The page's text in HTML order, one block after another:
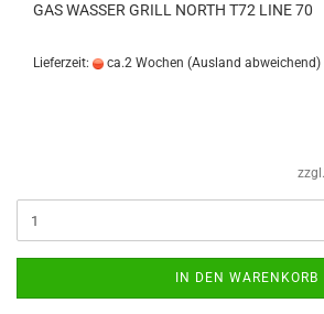
GAS WASSER GRILL NORTH T72 LINE 70
Lieferzeit: ca.2 Wochen (Ausland abweichend)
IN DEN WARENKORB